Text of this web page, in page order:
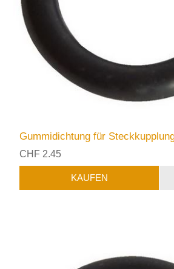
Gummidichtung für
CHF 2.45